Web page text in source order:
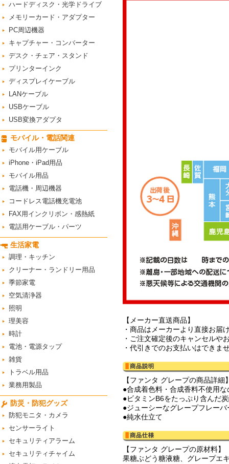
ハードディスク・光学ドライブ
メモリーカード・アダプター
PC周辺機器
キャプチャー・コンバーター
デスク・チェア・スタンド
プリンターインク
ディスプレイケーブル
LANケーブル
USBケーブル
USB変換アダプタ
モバイル・電話関連
モバイル用ケーブル
iPhone・iPad用品
モバイル用品
電話機・周辺機器
コードレス電話機充電池
FAX用インクリボン・感熱紙
電話用ケーブル・パーツ
生活家電
調理・キッチン
クリーナー・ランドリー用品
季節家電
空気清浄器
照明
理美容
時計
電池・電源タップ
雑貨
トラベル用品
業務用製品
防災・防犯グッズ
防犯モニタ・カメラ
センサーライト
セキュリティアラーム
セキュリティチャイム
【メーカー直送商品】
・商品はメーカーより直接お届
・ご注文確定後のキャンセルや
・代引きでのお支払いはできま
【ファンタ グレープの商品詳細
●合成着色料・合成香料不使用
●ビタミンB6をたっぷり含んだ
●ジューシーなグレープフレーバ
●純水仕立て
【ファンタ グレープの原材料】
果糖ぶどう糖液糖、グレープエ